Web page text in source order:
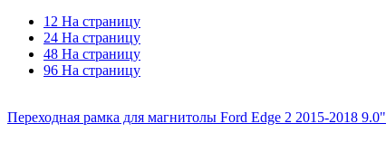
12 На страницу
24 На страницу
48 На страницу
96 На страницу
Переходная рамка для магнитолы Ford Edge 2 2015-2018 9.0"